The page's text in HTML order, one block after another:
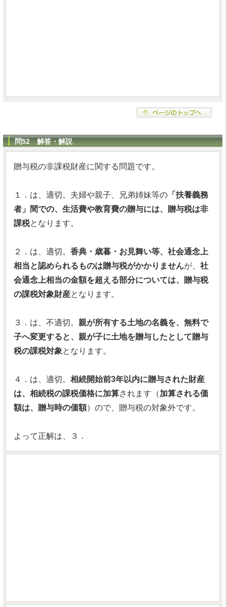
問52 解答・解説
贈与税の非課税財産に関する問題です。
１．は、適切。夫婦や親子、兄弟姉妹等の 「扶養義務
者」間での、生活費や教育費の贈与には、贈与税は非
課税となります。
２．は、適切。 香典・歳暮・お見舞い等、社会通念上
相当と認められるものは贈与税がかかりませんが、 社
会通念上相当の金額を超える部分については、贈与税
の課税対象財産となります。
３．は、不適切。 親が所有する土地の名義を、無料で
子へ変更すると、親が子に土地を贈与したとして贈与
税の課税対象となります。
４．は、適切。 相続開始前3年以内に贈与された財産
は、相続税の課税価格に加算されます（加算される価
額は、贈与時の価額）ので、贈与税の対象外です。
よって正解は、３．